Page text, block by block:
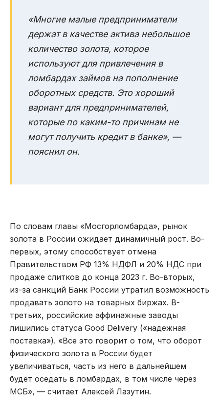
«Многие малые предприниматели
держат в качестве актива небольшое
количество золота, которое
используют для привлечения в
ломбардах займов на пополнение
оборотных средств. Это хороший
вариант для предпринимателей,
которые по каким-то причинам не
могут получить кредит в банке», —
пояснил он.
По словам главы «Мосгорломбарда», рынок
золота в России ожидает динамичный рост. Во-
первых, этому способствует отмена
Правительством РФ 13% НДФЛ и 20% НДС при
продаже слитков до конца 2023 г. Во-вторых,
из-за санкций Банк России утратил возможность
продавать золото на товарных биржах. В-
третьих, российские аффинажные заводы
лишились статуса Good Delivery («надежная
поставка»). «Все это говорит о том, что оборот
физического золота в России будет
увеличиваться, часть из него в дальнейшем
будет оседать в ломбардах, в том числе через
МСБ», — считает Алексей Лазутин.